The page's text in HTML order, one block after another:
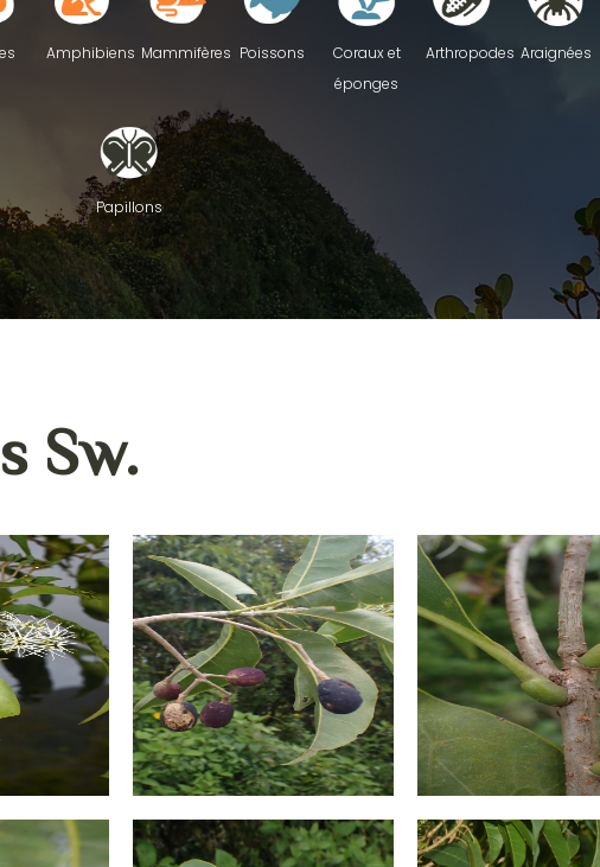
Amphibiens Mammifères Poissons
Coraux et
éponges
Arthropodes Araignées
Papillons
Sw.